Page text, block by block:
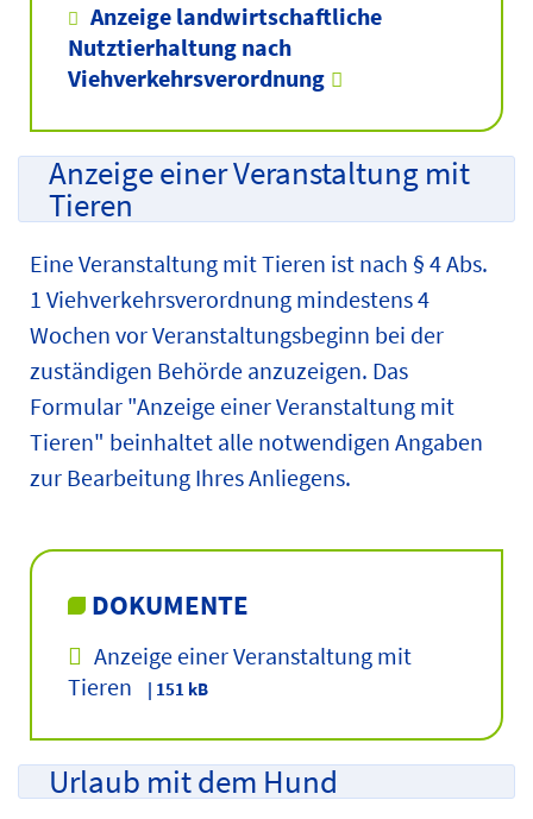
Anzeige landwirtschaftliche
Nutztierhaltung nach
Viehverkehrsverordnung
Anzeige einer Veranstaltung mit
Tieren
Eine Veranstaltung mit Tieren ist nach § 4 Abs.
1 Viehverkehrsverordnung mindestens 4
Wochen vor Veranstaltungsbeginn bei der
zuständigen Behörde anzuzeigen. Das
Formular "Anzeige einer Veranstaltung mit
Tieren" beinhaltet alle notwendigen Angaben
zur Bearbeitung Ihres Anliegens.
DOKUMENTE
Anzeige einer Veranstaltung mit
Tieren
| 151 kB
Urlaub mit dem Hund